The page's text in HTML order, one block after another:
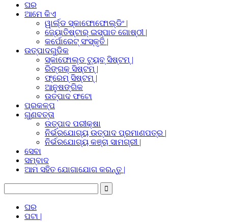
ଘର
ଆମେ କିଏ
ୱାର୍ଲ୍ଡ ସ୍କାଫୋଫୋଲ୍ଡିଂ |
ଜ୍ୟୋତିଷ୍ଟାର୍ ଇସ୍ପାତ ଗୋଷ୍ଠୀ |
କର୍ପୋରେଟ୍ ସଂସ୍କୃତି |
ଉତ୍ପାଦଗୁଡିକ
ସ୍କାଫୋଲ୍ଡ ଟ୍ୟୁବ୍ ସିଷ୍ଟମ୍ |
ରିଙ୍ଗକ୍ ସିଷ୍ଟମ୍ |
ଫ୍ରେମ୍ ସିଷ୍ଟମ୍ |
ଆନୁଷଙ୍ଗିକ
ଉତ୍ପାଦ ଫଟୋ
ପ୍ରକଳ୍ପ
ଗୁଣବତ୍ତା
ଉତ୍ପାଦ ପରୀକ୍ଷା
ନିର୍ଭରଯୋଗ୍ୟ ଉତ୍ପାଦ ପ୍ରମାଣପତ୍ର |
ନିର୍ଭରଯୋଗ୍ୟ କଞ୍ଚା ସାମଗ୍ରୀ |
ସେବା
ସମ୍ବାଦ
ଆମ ସହିତ ଯୋଗାଯୋଗ କରନ୍ତୁ |
ଘର
ପଟା |